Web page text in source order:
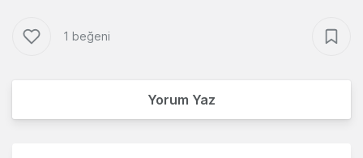
1 beğeni
Yorum Yaz